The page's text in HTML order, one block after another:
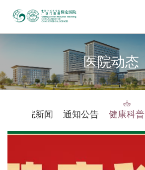
医院动态
医院新闻 通知公告 健康科普